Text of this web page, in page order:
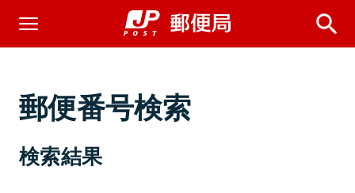
郵便番号検索
検索結果